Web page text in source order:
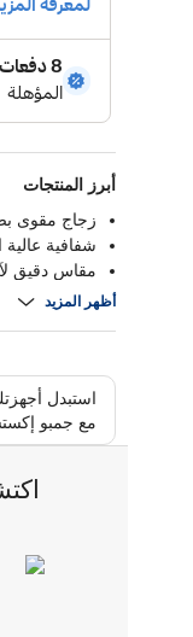
أبرز المنتجات
زجاج مقوى بصلابة 9 إتش
شفافية
مقاس دقيق
تركيب سهل
أظهر المزيد
استبدل
مع جمبو